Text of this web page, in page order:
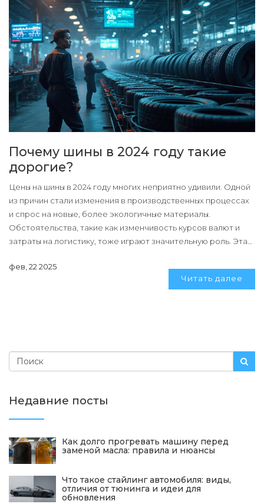
Почему шины в 2024 году такие
дорогие?
Цены на шины в 2024 году многих неприятно удивили. Одной
из причин стали изменения в производственных процессах
и спрос на новые, более экологичные материалы.
Обстоятельства, такие как изменчивость курсов валют и
затраты на логистику, тоже играют значительную роль. Эта
сделать удачный выбор при покупке.
фев, 22 2025
Читать далее
Недавние посты
Как долго прогревать машину перед
заменой масла: правила и нюансы
Что такое стайлинг автомобиля: виды,
отличия от тюнинга и идеи для
обновления